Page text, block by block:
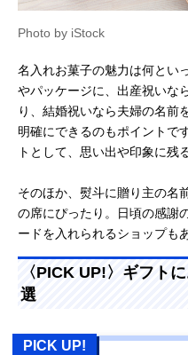
Photo by iStock
名入れお菓子の魅力は何とい
やパッケージに、出産祝いな
り、結婚祝いなら夫婦の名前
明確にできるのもポイントで
トとして、思い出や印象に残
そのほか、熨斗に贈り主の名
の席にぴったり。日頃の感謝
ードを入れられるショップも
〈PICK UP!〉ギフト
選
PICK UP!